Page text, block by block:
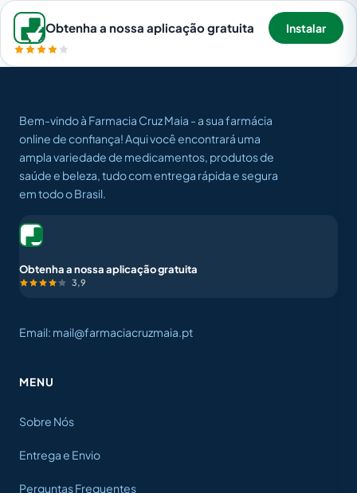
Obtenha a nossa aplicação gratuita Instalar
Bem-vindo à Farmacia Cruz Maia - a sua farmácia
online de confiança! Aqui você encontrará uma
ampla variedade de medicamentos, produtos de
saúde e beleza, tudo com entrega rápida e segura
em todo o Brasil.
Obtenha a nossa aplicação gratuita
3,9
Email: mail@farmaciacruzmaia.pt
MENU
Sobre Nós
Entrega e Envio
Perguntas Frequentes